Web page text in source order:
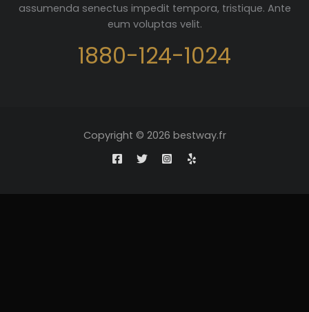
assumenda senectus impedit tempora, tristique. Ante
eum voluptas velit.
1880-124-1024
Copyright © 2026 bestway.fr